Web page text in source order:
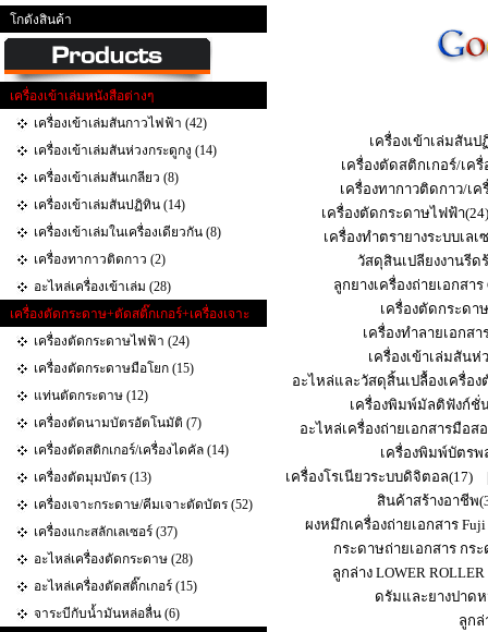
โกดังสินค้า
เครื่องเข้าเล่มหนังสือต่างๆ
เครื่องเข้าเล่มสันกาวไฟฟ้า (42)
เครื่องเข้าเล่มสันห่วงกระดูกงู (14)
เครื่องเข้าเล่มสันเกลียว (8)
เครื่องเข้าเล่มสันปฏิทิน (14)
เครื่องเข้าเล่มในเครื่องเดียวกัน (8)
เครื่องทากาวติดกาว (2)
อะไหล่เครื่องเข้าเล่ม (28)
เครื่องตัดกระดาษ+ตัดสติ๊กเกอร์+เครื่องเจาะ
เครื่องตัดกระดาษไฟฟ้า (24)
เครื่องตัดกระดาษมือโยก (15)
แท่นตัดกระดาษ (12)
เครื่องตัดนามบัตรอัตโนมัติ (7)
เครื่องตัดสติกเกอร์/เครื่องไดคัล (14)
เครื่องตัดมุมบัตร (13)
เครื่องเจาะกระดาษ/คีมเจาะตัดบัตร (52)
เครื่องแกะสลักเลเซอร์ (37)
อะไหล่เครื่องตัดกระดาษ (28)
อะไหล่เครื่องตัดสติ๊กเกอร์ (15)
จาระบีกับน้ำมันหล่อลื่น (6)
เครื่องเข้าเล่มสันป
เครื่องตัดสติกเกอร์/เค
เครื่องทากาวติดกาว/เค
เครื่องตัดกระดาษไฟฟ้า(24)
เครื่องทำตรายางระบบเลเ
วัสดุสินเปลียงงานรีด
ลูกยางเครื่องถ่ายเอกสาร
เครื่องตัดกระดา
เครื่องทำลายเอกส
เครื่องเข้าเล่มสันห่
อะไหล่และวัสดุสิ้นเปลื้องเครื่อง
เครื่องพิมพ์มัลติฟังก์ชั่
อะไหล่เครื่องถ่ายเอกสารมือสอ
เครื่องพิมพ์บัตรพ
เครื่องโรเนียวระบบดิจิตอล(17)
สินค้าสร้างอาชีพ
ผงหมึกเครื่องถ่ายเอกสาร Fuji
กระดาษถ่ายเอกสาร กร
ลูกล่าง LOWER ROLLER
ดรัมและยางปาดห
ลูกล่